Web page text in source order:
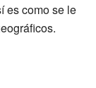
es como se le